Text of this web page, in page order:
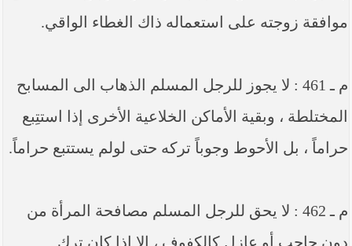
موافقة زوجته على استعماله ذاك الغطاء الواقي.
م ـ 461 : لا يجوز للرجل المسلم الذهاب الى المسابح
المختلطة ، وبقية الأماكن الخلاعية الأخرى إذا استتِبع
حراماً ، بل الأحوط وجوباً تركه حتى لولم يستتبع حراماً.
م ـ 462 : لا يحق للرجل المسلم مصافحة المرأة من
دون حاجب أو عازل كالكفوف ، إلا إذا كان ترك